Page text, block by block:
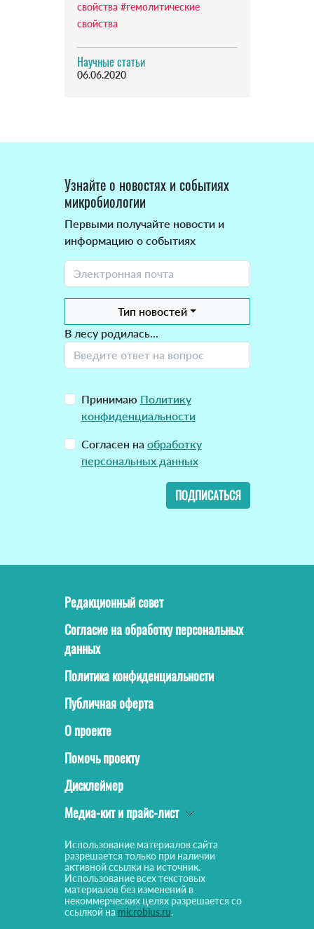
свойства #гемолитические
свойства
Научные статьи
06.06.2020
Узнайте о новостях и событиях
микробиологии
Первыми получайте новости и
информацию о событиях
Тип новостей
В лесу родилась...
Принимаю Политику
конфиденциальности
Согласен на обработку
персональных данных
ПОДПИСАТЬСЯ
Редакционный совет
Согласие на обработку персональных
данных
Политика конфиденциальности
Публичная оферта
О проекте
Помочь проекту
Дисклеймер
Медиа-кит и прайс-лист
Использование материалов сайта
разрешается только при наличии
активной ссылки на источник.
Использование всех текстовых
материалов без изменений в
некоммерческих целях разрешается со
ссылкой на microbius.ru.